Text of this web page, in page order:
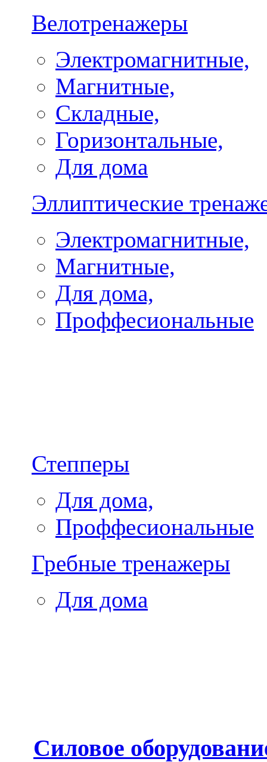
Велотренажеры
Электромагнитные,
Магнитные,
Складные,
Горизонтальные,
Для дома
Эллиптические
Электромагнитные,
Магнитные,
Для дома,
Проффесиональные
Степперы
Для дома,
Проффесиональные
Гребные тренажеры
Для дома
Силовое